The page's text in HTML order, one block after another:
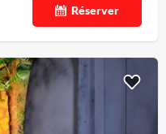
Réserver